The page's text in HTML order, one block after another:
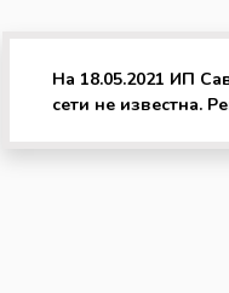
На 18.05.2021 ИП
сети не известна.